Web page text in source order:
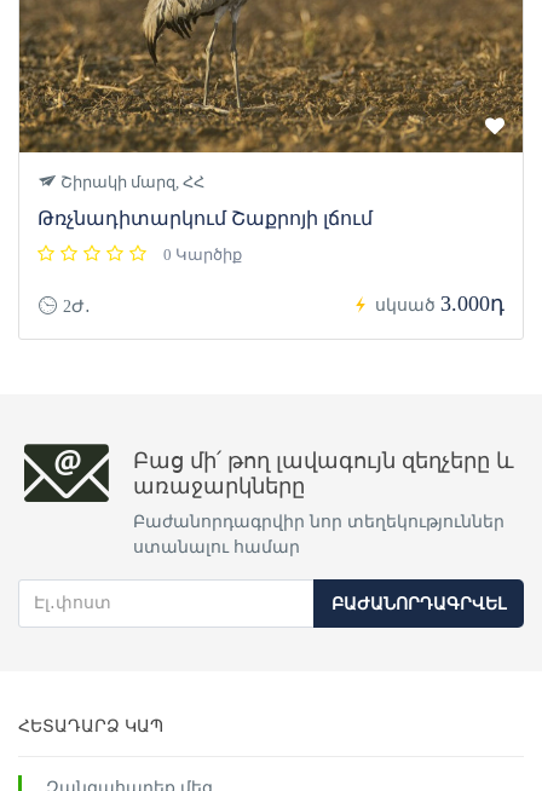
Շիրակի մարզ, ՀՀ
Թռչնադիտարկում Շաքրոյի լճում
0 Կարծիք
2Ժ․ սկսած 3.000դ
Բաց մի՛ թող լավագույն զեղչերը և
առաջարկները
Բաժանորդագրվիր նոր տեղեկություններ
ստանալու համար
ԲԱԺԱՆՈՐԴԱԳՐՎԵԼ
ՀԵՏԱԴԱՐՁ ԿԱՊ